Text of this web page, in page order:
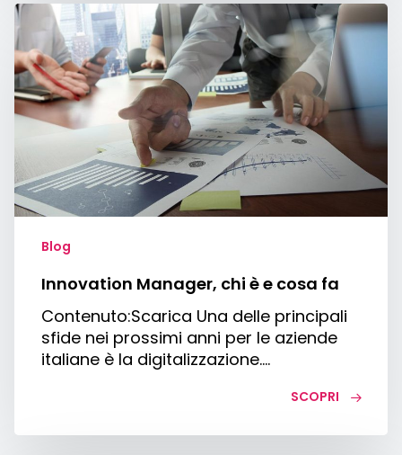
Innovation
Manager,
chi
è
e
cosa
Blog
Innovation Manager, chi è e cosa fa
Contenuto:Scarica Una delle principali
sfide nei prossimi anni per le aziende
italiane è la digitalizzazione.…
SCOPRI